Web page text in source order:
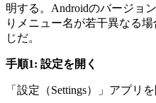
明する。Androidのバージョ
りメニュー名が若干異なる
じだ。
手順1: 設定を開く
「設定（Settings）」アプリを